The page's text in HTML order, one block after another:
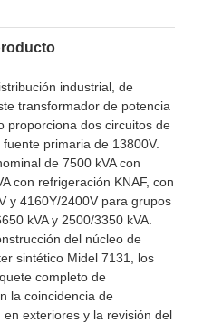
industrial, de
transformador de potencia
proporciona dos circuitos de
primaria de 13800V.
de 7500 kVA con
con refrigeración KNAF, con
y 4160Y/2400V para grupos
kVA y 2500/3350 kVA.
del núcleo de
sintético Midel 7131, los
completo de
la coincidencia de
exteriores y la revisión del